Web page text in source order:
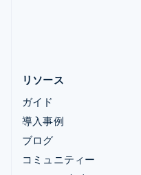
リソース
ガイド
導入事例
ブログ
コミュニティー